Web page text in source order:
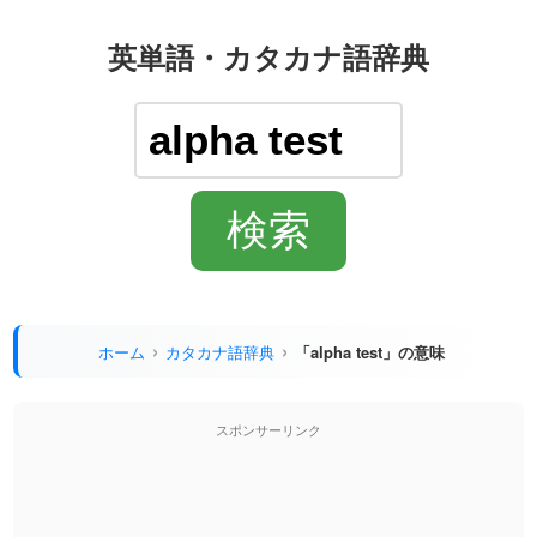
英単語・カタカナ語辞典
ホーム カタカナ語辞典 「alpha test」の意味
スポンサーリンク